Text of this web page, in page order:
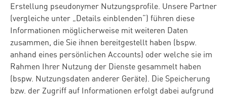
Erstellung pseudonymer Nutzungsprofile. Unsere Partner
(vergleiche unter „Details einblenden“) führen diese
Informationen möglicherweise mit weiteren Daten
zusammen, die Sie ihnen bereitgestellt haben (bspw.
anhand eines persönlichen Accounts) oder welche sie im
Rahmen Ihrer Nutzung der Dienste gesammelt haben
(bspw. Nutzungsdaten anderer Geräte). Die Speicherung
bzw. der Zugriff auf Informationen erfolgt dabei aufgrund
Sie möchten erfahren wie Sie die Chancen und Potenziale
der revolutionären KI-Technologie für Ihr Unternehmen
identifizieren können? Fordern Sie jetzt das Whitepaper
an und erfahren Sie, wie Sie das ganze Potenzial von KI
erschließen und für alle Bereiche Ihrer Organisation
nutzen können.